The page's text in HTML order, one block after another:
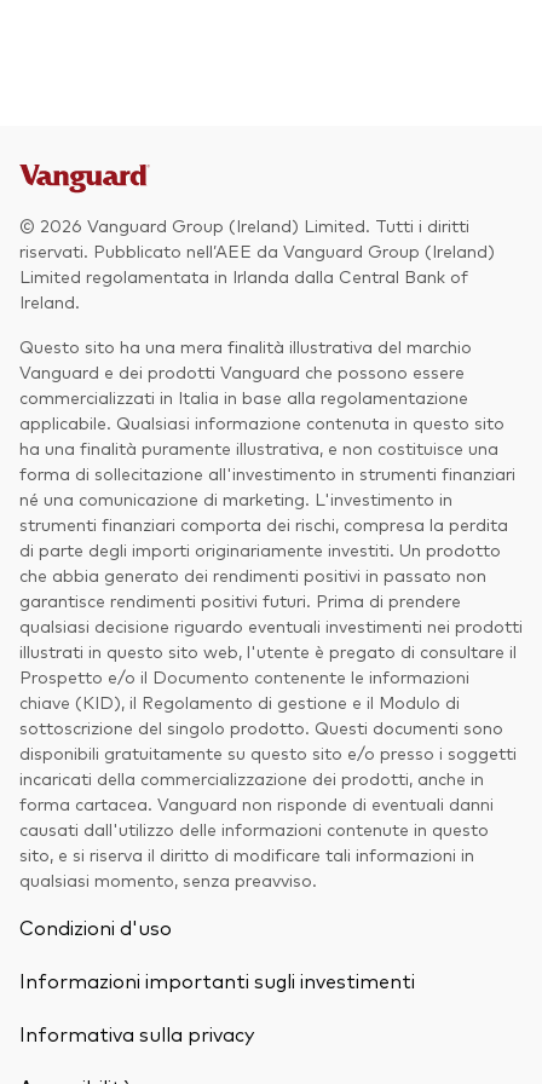
Attiva
Passiva
Documenti importanti
Investi con Vanguard
Prevenzione delle frodi
© 2026 Vanguard Group (Ireland) Limited. Tutti i diritti
riservati. Pubblicato nell’AEE da Vanguard Group (Ireland)
Limited regolamentata in Irlanda dalla Central Bank of
Ireland.
Questo sito ha una mera finalità illustrativa del marchio
Vanguard e dei prodotti Vanguard che possono essere
commercializzati in Italia in base alla regolamentazione
applicabile. Qualsiasi informazione contenuta in questo sito
ha una finalità puramente illustrativa, e non costituisce una
forma di sollecitazione all'investimento in strumenti finanziari
né una comunicazione di marketing. L'investimento in
strumenti finanziari comporta dei rischi, compresa la perdita
di parte degli importi originariamente investiti. Un prodotto
che abbia generato dei rendimenti positivi in passato non
garantisce rendimenti positivi futuri. Prima di prendere
qualsiasi decisione riguardo eventuali investimenti nei prodotti
illustrati in questo sito web, l'utente è pregato di consultare il
Prospetto e/o il Documento contenente le informazioni
chiave (KID), il Regolamento di gestione e il Modulo di
sottoscrizione del singolo prodotto. Questi documenti sono
disponibili gratuitamente su questo sito e/o presso i soggetti
incaricati della commercializzazione dei prodotti, anche in
forma cartacea. Vanguard non risponde di eventuali danni
causati dall'utilizzo delle informazioni contenute in questo
sito, e si riserva il diritto di modificare tali informazioni in
qualsiasi momento, senza preavviso.
Condizioni d'uso
Informazioni importanti sugli investimenti
Informativa sulla privacy